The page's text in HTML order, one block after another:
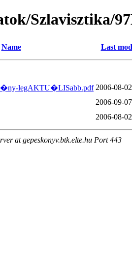
Szlavisztika/
Name Last
legAKTU�LISabb.pdf 2006-08-
2006-09-
2006-08-
at gepeskonyv.btk.elte.hu Port 443